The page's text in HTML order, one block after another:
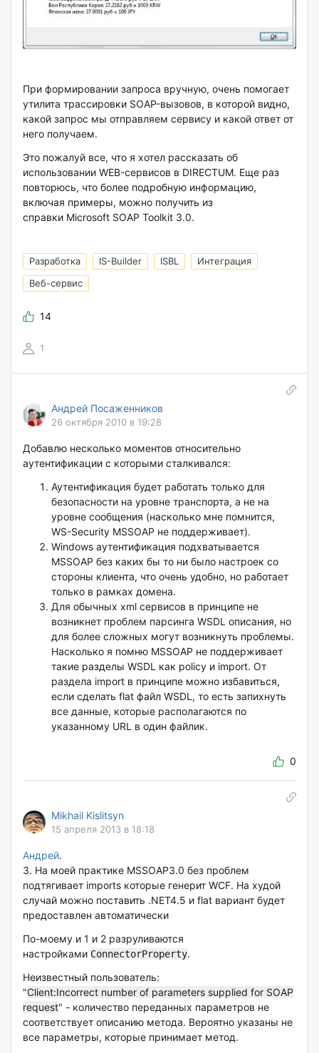
При формировании запроса вручную, очень помогает
утилита трассировки SOAP-вызовов, в которой видно,
какой запрос мы отправляем сервису и какой ответ от
него получаем.
Это пожалуй все, что я хотел рассказать об
использовании WEB-сервисов в DIRECTUM. Еще раз
повторюсь, что более подробную информацию,
включая примеры, можно получить из
справки Microsoft SOAP Toolkit 3.0.
Разработка IS-Builder ISBL
Интеграция
Веб-сервис
14
1
Андрей Посаженников
26 октября 2010 в 19:28
Добавлю несколько моментов относительно
аутентификации с которыми сталкивался:
Аутентификация будет работать только для
безопасности на уровне транспорта, а не на
уровне сообщения (насколько мне помнится,
WS-Security MSSOAP не поддерживает).
Windows аутентификация подхватывается
MSSOAP без каких бы то ни было настроек со
стороны клиента, что очень удобно, но работает
только в рамках домена.
Для обычных xml сервисов в принципе не
возникнет проблем парсинга WSDL описания, но
для более сложных могут возникнуть проблемы.
Насколько я помню MSSOAP не поддерживает
такие разделы WSDL как policy и import. От
раздела import в принципе можно избавиться,
если сделать flat файл WSDL, то есть запихнуть
все данные, которые располагаются по
указанному URL в один файлик.
0
Mikhail Kislitsyn
15 апреля 2013 в 18:18
Андрей.
3. На моей практике MSSOAP3.0 без проблем
подтягивает imports которые генерит WCF. На худой
случай можно поставить .NET4.5 и flat вариант будет
предоставлен автоматически
По-моему и 1 и 2 разруливаются
настройками ConnectorProperty.
Неизвестный пользователь:
"Client:Incorrect number of parameters supplied for SOAP
request" - количество переданных параметров не
соответствует описанию метода. Вероятно указаны не
все параметры, которые принимает метод.